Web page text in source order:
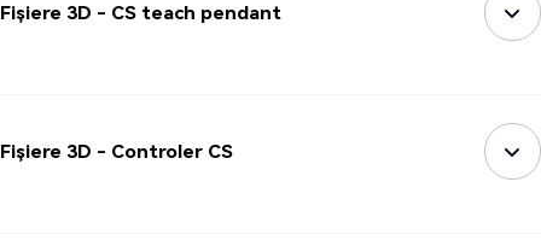
Fișiere 3D - CS teach pendant
Fișiere 3D - Controler CS